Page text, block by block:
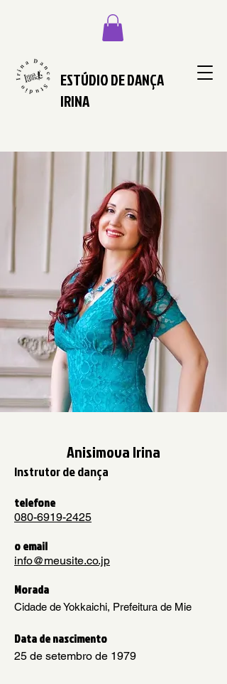
ESTÚDIO DE DANÇA
IRINA
Anisimova Irina
Instrutor de dança
telefone
080-6919-2425
o email
info@meusite.co.jp
Morada
Cidade de Yokkaichi, Prefeitura de Mie
Data de nascimento
25 de setembro de 1979